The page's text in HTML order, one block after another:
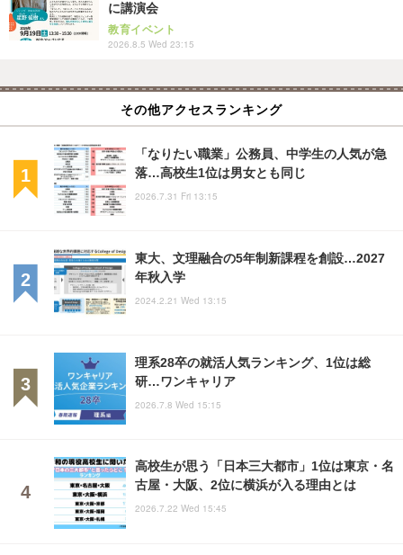
に講演会
教育イベント
2026.8.5 Wed 23:15
その他アクセスランキング
「なりたい職業」公務員、中学生の人気が急
落…高校生1位は男女とも同じ
2026.7.31 Fri 13:15
東大、文理融合の5年制新課程を創設…2027
年秋入学
2024.2.21 Wed 13:15
理系28卒の就活人気ランキング、1位は総
研…ワンキャリア
2026.7.8 Wed 15:15
高校生が思う「日本三大都市」1位は東京・名
古屋・大阪、2位に横浜が入る理由とは
2026.7.22 Wed 15:45